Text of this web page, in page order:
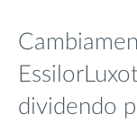
dividendo